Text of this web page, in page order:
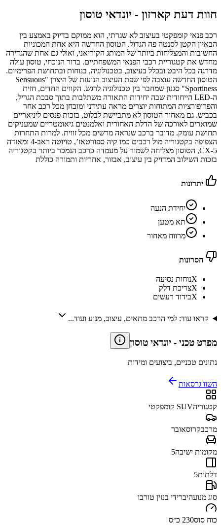
חוות דעת קארזון - יונדאי טוסון
רכב פנאי קומפקטי בעיצוב לא שגרתי, הוא ממוקם בדיוק באמצע בין
הבאיון הקטן לסנטה פה הגדול. הטוסון החדשה היא אחת המכוניות
החשובות והמצליחות ביותר של המותג הקוריאני, ואולי גם אחת שהגדירה
מחדש את קטגוריית רכבי הפנאי המשפחתיים. בדור הנוכחי, טוסון עולה
מדרגה בכל היבט ובכלל בעיצוב, בטכנולוגיה, בנוחות ובתחושת הפרימיום.
הטוסון החדשה עוצבה לפי שפת העיצוב הנועזת של היצרן "Sensuous
Sportiness" סגנון שמחבר בין טכנולוגיה לרגש. הקווים החדים, חזית
ה‑LED הייחודית שבה יחידות התאורה משתלבות בתוך סבכת הגריל,
והפרופורציות המתוחות יוצרים מראה עתידני ומובחן מכל רכב אחר
בכביש. גם מאחור הטוסון לא מתביישת לבלוט, בזכות פנסים ליניאריים
שמוארים לאורכה של הדלת האחורית ואלמנטים גיאומטריים שמעניקים
תחושת עומק. מדובר ברכב שנראה מרשים מכל זווית. למרות התחרות
הצפופה בקטגוריה מול רכבים כמו קיה ספורטאז’, טויוטה ראב‑4 ומאזדה
CX‑5, הטוסון מצליחה לשמור על מעמדה כרכב הנמכר ביותר בקטגוריה
בזכות השילוב המדויק בין עיצוב, אבזור, אחריות ותמורה כוללת
יתרונות
יחידת הנעה
תא מטען
מרווח מאחור
חסרונות
Xנוחות נסיעה
Xצריכת דלק
Xבידוד רעשים
קראו עוד: למי הרכב מתאים, עיצוב, מנוע ועוד...
מפרט טכני - יונדאי טוסון
נתונים טכניים, ביצועים ומידות
השוו גרסאות
קטגוריהSUV קומפקטי
מרכבקרוסאובר
מקומות ישיבה5
דלתות5
סוג מנועהיברידי בנזין טורבו
כוח סוס230 כ״ס